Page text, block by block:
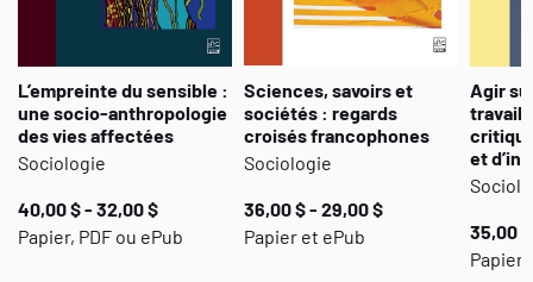
L’empreinte du sensible :
une socio-anthropologie
des vies affectées
Sociologie
40,00 $ - 32,00 $
Papier, PDF ou ePub
Sciences, savoirs et
sociétés : regards
croisés francophones
Sociologie
36,00 $ - 29,00 $
Papier et ePub
Agir
travail
et
35,00
Papier,